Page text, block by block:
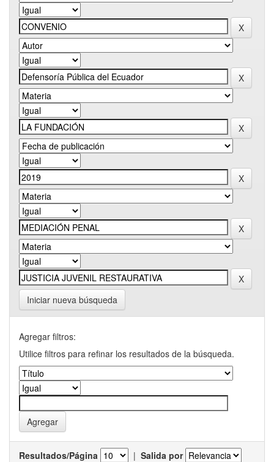
Iniciar nueva búsqueda
Agregar filtros:
Utilice filtros para refinar los resultados de la búsqueda.
Resultados/Página | Salida por